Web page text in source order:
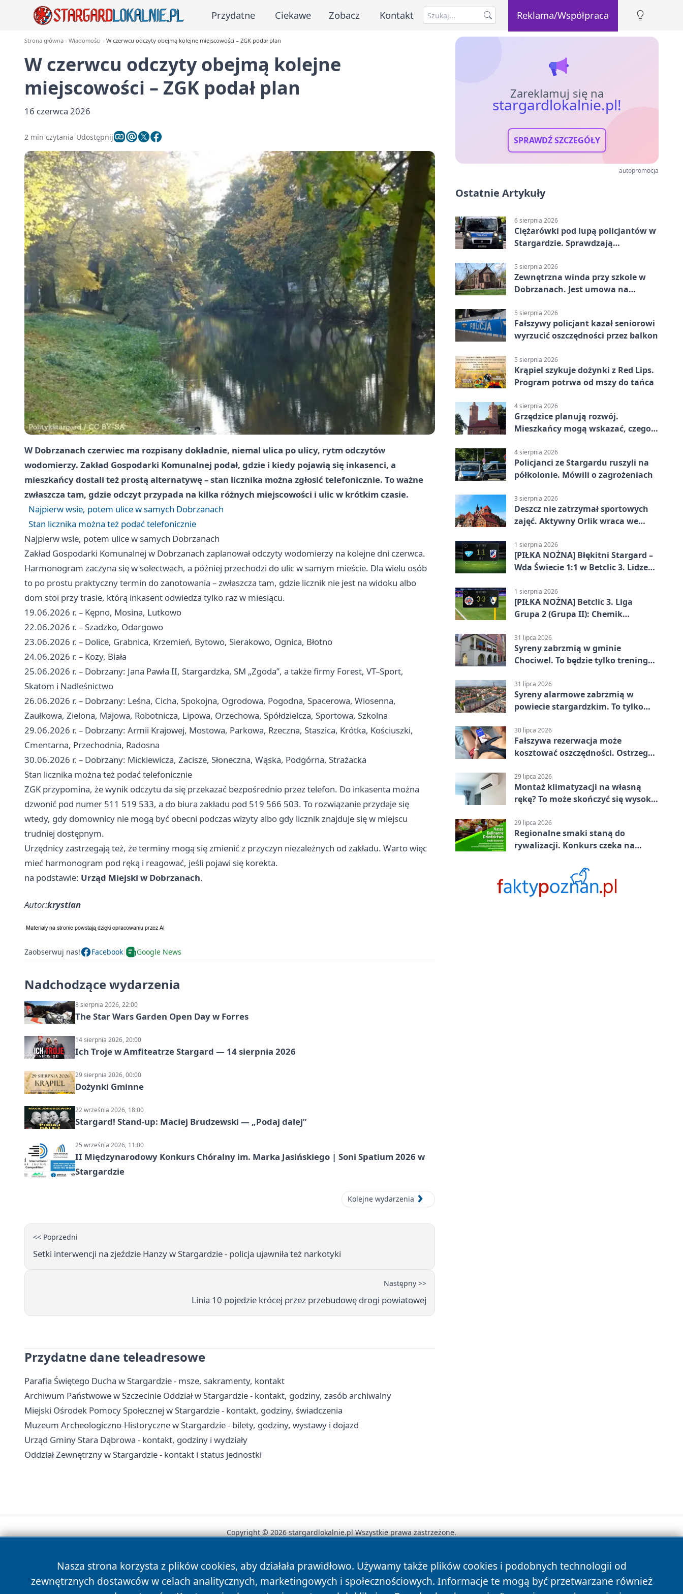
Przydatne Ciekawe Zobacz Kontakt Reklama/Współpraca
Strona główna Wiadomości W czerwcu odczyty obejmą kolejne miejscowości – ZGK podał plan
W czerwcu odczyty obejmą kolejne
miejscowości – ZGK podał plan
16 czerwca 2026
2 min czytania Udostępnij
W Dobrzanach czerwiec ma rozpisany dokładnie, niemal ulica po ulicy, rytm odczytów
wodomierzy. Zakład Gospodarki Komunalnej podał, gdzie i kiedy pojawią się inkasenci, a
mieszkańcy dostali też prostą alternatywę – stan licznika można zgłosić telefonicznie. To ważne
zwłaszcza tam, gdzie odczyt przypada na kilka różnych miejscowości i ulic w krótkim czasie.
Najpierw wsie, potem ulice w samych Dobrzanach
Stan licznika można też podać telefonicznie
Najpierw wsie, potem ulice w samych Dobrzanach
Zakład Gospodarki Komunalnej w Dobrzanach zaplanował odczyty wodomierzy na kolejne dni czerwca.
Harmonogram zaczyna się w sołectwach, a później przechodzi do ulic w samym mieście. Dla wielu osób
to po prostu praktyczny termin do zanotowania – zwłaszcza tam, gdzie licznik nie jest na widoku albo
dom stoi przy trasie, którą inkasent odwiedza tylko raz w miesiącu.
19.06.2026 r. – Kępno, Mosina, Lutkowo
22.06.2026 r. – Szadzko, Odargowo
23.06.2026 r. – Dolice, Grabnica, Krzemień, Bytowo, Sierakowo, Ognica, Błotno
24.06.2026 r. – Kozy, Biała
25.06.2026 r. – Dobrzany: Jana Pawła II, Stargardzka, SM „Zgoda”, a także firmy Forest, VT–Sport,
Skatom i Nadleśnictwo
26.06.2026 r. – Dobrzany: Leśna, Cicha, Spokojna, Ogrodowa, Pogodna, Spacerowa, Wiosenna,
Zaułkowa, Zielona, Majowa, Robotnicza, Lipowa, Orzechowa, Spółdzielcza, Sportowa, Szkolna
29.06.2026 r. – Dobrzany: Armii Krajowej, Mostowa, Parkowa, Rzeczna, Staszica, Krótka, Kościuszki,
Cmentarna, Przechodnia, Radosna
30.06.2026 r. – Dobrzany: Mickiewicza, Zacisze, Słoneczna, Wąska, Podgórna, Strażacka
Stan licznika można też podać telefonicznie
ZGK przypomina, że wynik odczytu da się przekazać bezpośrednio przez telefon. Do inkasenta można
dzwonić pod numer 511 519 533, a do biura zakładu pod 519 566 503. To rozwiązanie przydaje się
wtedy, gdy domownicy nie mogą być obecni podczas wizyty albo gdy licznik znajduje się w miejscu
trudniej dostępnym.
Urzędnicy zastrzegają też, że terminy mogą się zmienić z przyczyn niezależnych od zakładu. Warto więc
mieć harmonogram pod ręką i reagować, jeśli pojawi się korekta.
na podstawie: Urząd Miejski w Dobrzanach.
Autor:krystian
Zaobserwuj nas! Facebook Google News
Nadchodzące wydarzenia
8 sierpnia 2026, 22:00
The Star Wars Garden Open Day w Forres
14 sierpnia 2026, 20:00
Ich Troje w Amfiteatrze Stargard — 14 sierpnia 2026
29 sierpnia 2026, 00:00
Dożynki Gminne
22 września 2026, 18:00
Stargard! Stand-up: Maciej Brudzewski — „Podaj dalej”
25 września 2026, 11:00
II Międzynarodowy Konkurs Chóralny im. Marka Jasińskiego | Soni Spatium 2026 w
Stargardzie
Kolejne wydarzenia
<< Poprzedni
Setki interwencji na zjeździe Hanzy w Stargardzie - policja ujawniła też narkotyki
Następny >>
Linia 10 pojedzie krócej przez przebudowę drogi powiatowej
Przydatne dane teleadresowe
Parafia Świętego Ducha w Stargardzie - msze, sakramenty, kontakt
Archiwum Państwowe w Szczecinie Oddział w Stargardzie - kontakt, godziny, zasób archiwalny
Miejski Ośrodek Pomocy Społecznej w Stargardzie - kontakt, godziny, świadczenia
Muzeum Archeologiczno-Historyczne w Stargardzie - bilety, godziny, wystawy i dojazd
Urząd Gminy Stara Dąbrowa - kontakt, godziny i wydziały
Oddział Zewnętrzny w Stargardzie - kontakt i status jednostki
Zareklamuj się na
stargardlokalnie.pl!
SPRAWDŹ SZCZEGÓŁY
autopromocja
Ostatnie Artykuły
6 sierpnia 2026
Ciężarówki pod lupą policjantów w
Stargardzie. Sprawdzają
5 sierpnia 2026
Zewnętrzna winda przy szkole w
Dobrzanach. Jest umowa na
5 sierpnia 2026
Fałszywy policjant kazał seniorowi
wyrzucić oszczędności przez balkon
5 sierpnia 2026
Krąpiel szykuje dożynki z Red Lips.
Program potrwa od mszy do tańca
4 sierpnia 2026
Grzędzice planują rozwój.
Mieszkańcy mogą wskazać, czego
4 sierpnia 2026
Policjanci ze Stargardu ruszyli na
półkolonie. Mówili o zagrożeniach
3 sierpnia 2026
Deszcz nie zatrzymał sportowych
zajęć. Aktywny Orlik wraca we
1 sierpnia 2026
[PIŁKA NOŻNA] Błękitni Stargard –
Wda Świecie 1:1 w Betclic 3. Lidze
1 sierpnia 2026
[PIŁKA NOŻNA] Betclic 3. Liga
Grupa 2 (Grupa II): Chemik
Stargard 3:3
31 lipca 2026
Syreny zabrzmią w gminie
Chociwel. To będzie tylko trening
31 lipca 2026
Syreny alarmowe zabrzmią w
powiecie stargardzkim. To tylko
30 lipca 2026
Fałszywa rezerwacja może
kosztować oszczędności. Ostrzega
29 lipca 2026
Montaż klimatyzacji na własną
rękę? To może skończyć się wysoką
29 lipca 2026
Regionalne smaki staną do
rywalizacji. Konkurs czeka na
Nasza strona korzysta z plików cookies, aby działała prawidłowo. Używamy także plików cookies i podobnych technologii od
zewnętrznych dostawców w celach analitycznych, marketingowych i społecznościowych. Informacje te mogą być przetwarzane również
Copyright © 2026 stargardlokalnie.pl Wszystkie prawa zastrzeżone.
News Autorzy Polityka Prywatności Polityka Cookies